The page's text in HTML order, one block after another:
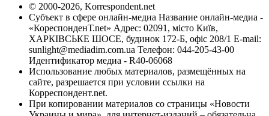
© 2000-2026, Korrespondent.net
Субъект в сфере онлайн-медиа Название онлайн-медиа -
«КореспонденТ.net» Адрес: 02091, місто Київ,
ХАРКІВСЬКЕ ШОСЕ, будинок 172-Б, офіс 208/1 E-mail:
sunlight@mediadim.com.ua Телефон: 044-205-43-00
Идентификатор медиа - R40-06068
Использование любых материалов, размещённых на
сайте, разрешается при условии ссылки на
Корреспондент.net.
При копировании материалов со страницы «Новости